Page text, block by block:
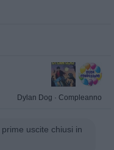
Dylan Dog · Compleanno
uscite chiusi in